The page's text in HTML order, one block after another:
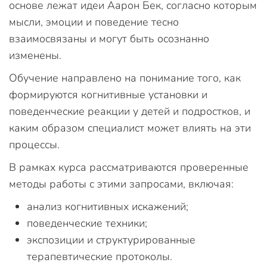
основе лежат идеи Аарон Бек, согласно которым
мысли, эмоции и поведение тесно
взаимосвязаны и могут быть осознанно
изменены.
Обучение направлено на понимание того, как
формируются когнитивные установки и
поведенческие реакции у детей и подростков, и
каким образом специалист может влиять на эти
процессы.
В рамках курса рассматриваются проверенные
методы работы с этими запросами, включая:
анализ когнитивных искажений;
поведенческие техники;
экспозиции и структурированные
терапевтические протоколы.